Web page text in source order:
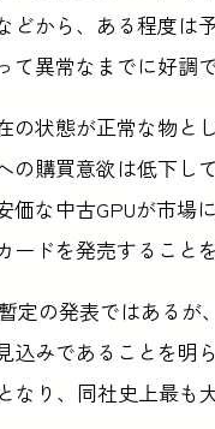
どから、ある程度は
て異常なまでに好調
の状態が正常な物と
の購買意欲は低下し
価な中古GPUが市場
ードを発売すること
定の発表ではあるが
込みであることを明
なり、同社史上最も